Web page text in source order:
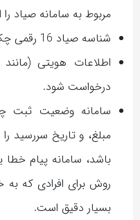
مربوط به سامانه صیاد
شناسه صیاد 16 رقمی چک را وارد کنید.
اطلاعات هویتی
درخواست شود.
سامانه وضعیت ثبت
مبلغ، و تاریخ
باشد، سامانه پیام
روش برای افرادی که به
بسیار دقیق است.